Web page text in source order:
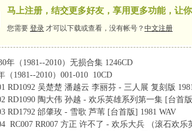
马上注册，结交更多好友，享用更多功能，让你
您需要 登录 才可以下载或查看，没有帐号？ 中文注册
（1981--2010）无损合集 1246CD
（1981--2010）001-010 10CD
RD1092 吴楚楚 潘越云 李丽芬 - 三人展 复刻版
RD1090 陶大伟 孙越 - 欢乐英雄系列第一集 [台首
RD1792 邰肇玫 - 雪歌 芦苇 [台首版] 1981 WAV
RC007 RR007 方正 许不了 - 欢乐大兵 （滚石欢